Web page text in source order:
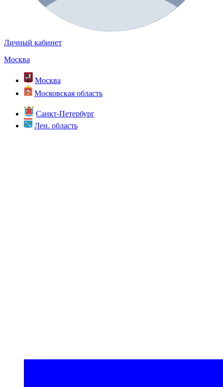
Личный кабинет
Москва
Москва
Московская область
Санкт-Петербург
Лен. область